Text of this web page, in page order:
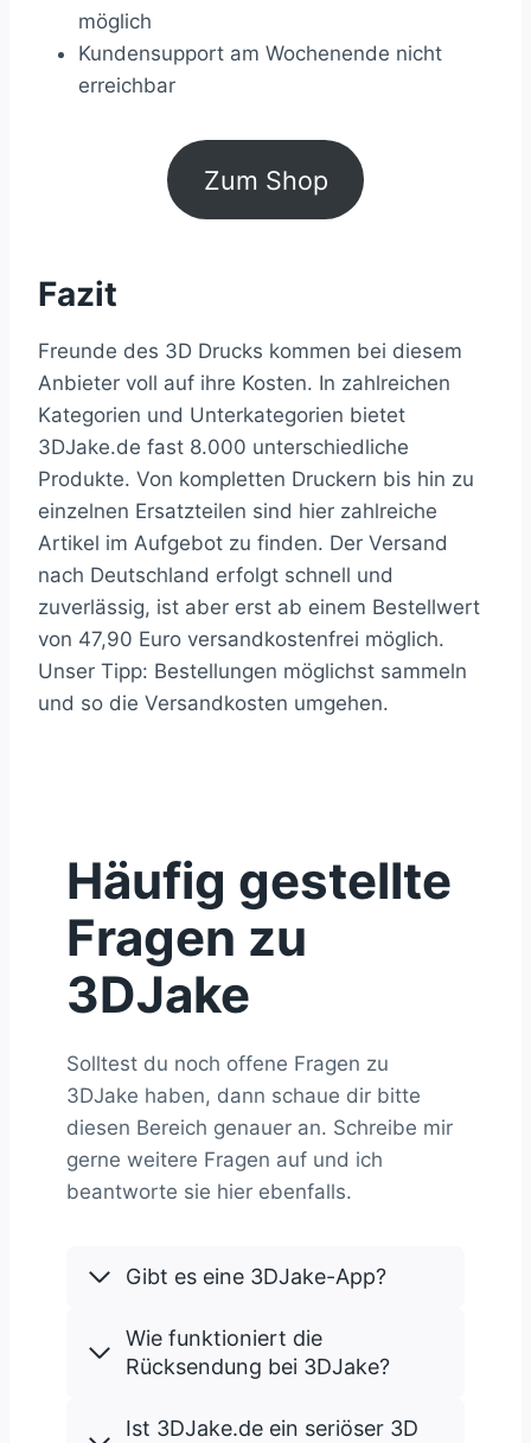
möglich
Kundensupport am Wochenende nicht
erreichbar
Zum Shop
Fazit
Freunde des 3D Drucks kommen bei diesem
Anbieter voll auf ihre Kosten. In zahlreichen
Kategorien und Unterkategorien bietet
3DJake.de fast 8.000 unterschiedliche
Produkte. Von kompletten Druckern bis hin zu
einzelnen Ersatzteilen sind hier zahlreiche
Artikel im Aufgebot zu finden. Der Versand
nach Deutschland erfolgt schnell und
zuverlässig, ist aber erst ab einem Bestellwert
von 47,90 Euro versandkostenfrei möglich.
Unser Tipp: Bestellungen möglichst sammeln
und so die Versandkosten umgehen.
Häufig gestellte
Fragen zu
3DJake
Solltest du noch offene Fragen zu
3DJake haben, dann schaue dir bitte
diesen Bereich genauer an. Schreibe mir
gerne weitere Fragen auf und ich
beantworte sie hier ebenfalls.
Gibt es eine 3DJake-App?
Wie funktioniert die
Rücksendung bei 3DJake?
Ist 3DJake.de ein seriöser 3D